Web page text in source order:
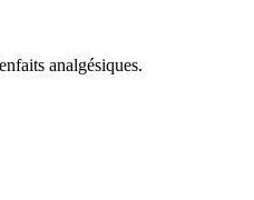
analgésiques.